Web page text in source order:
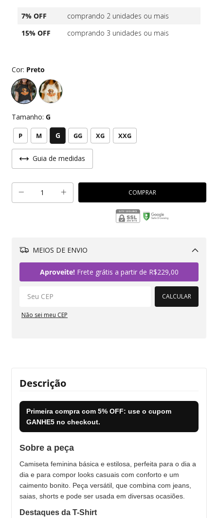
7% OFF
comprando 2 unidades ou mais
15% OFF
comprando 3 unidades ou mais
Cor: Preto
Tamanho: G
P M G GG XG XXG
Guia de medidas
MEIOS DE ENVIO
Aproveite!Frete grátis a partir de R$229,00
CALCULAR
Não sei meu CEP
Descrição
Primeira compra com 5% OFF: use o cupom
GANHE5 no checkout.
Sobre a peça
Camiseta feminina básica e estilosa, perfeita para o dia a
dia e para compor looks casuais com conforto e um
caimento bonito. Peça versátil, que combina com jeans,
saias, shorts e pode ser usada em diversas ocasiões.
Destaques da T-Shirt